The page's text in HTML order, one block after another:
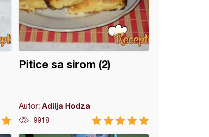
Pitice sa sirom (2)
Autor:Adilja Hodza
9918